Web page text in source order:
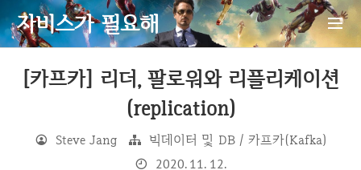
자비스가 필요해
[카프카] 리더, 팔로워와 리플리케이션
(replication)
Steve Jang 빅데이터 및 DB / 카프카(Kafka)
2020. 11. 12.